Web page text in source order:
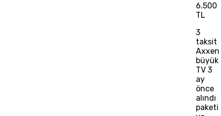
6.500
TL
3
taksit
Axxen
büyük
TV 3
ay
önce
alındı
paketi